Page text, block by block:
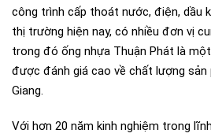
công trình cấp thoát nước, điện, dầu
thị trường hiện nay, có nhiều đơn vị
trong đó ống nhựa Thuận Phát là
được đánh giá cao về chất lượng sản
Giang.
Với hơn 20 năm kinh nghiệm trong